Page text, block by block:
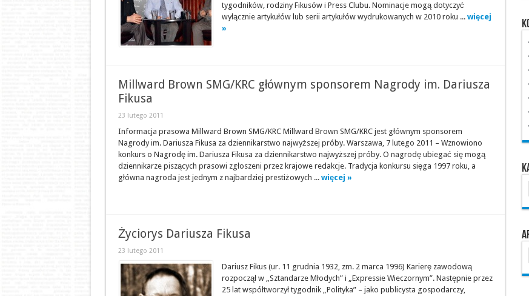
tygodników, rodziny Fikusów i Press Clubu. Nominacje mogą dotyczyć
wyłącznie artykułów lub serii artykułów wydrukowanych w 2010 roku ... więcej
»
Millward Brown SMG/KRC głównym sponsorem Nagrody im. Dariusza
Fikusa
23 lutego 2011
Informacja prasowa Millward Brown SMG/KRC Millward Brown SMG/KRC jest głównym sponsorem
Nagrody im. Dariusza Fikusa za dziennikarstwo najwyższej próby. Warszawa, 7 lutego 2011 – Wznowiono
konkurs o Nagrodę im. Dariusza Fikusa za dziennikarstwo najwyższej próby. O nagrodę ubiegać się mogą
dziennikarze piszących prasowi zgłoszeni przez krajowe redakcje. Tradycja konkursu sięga 1997 roku, a
główna nagroda jest jednym z najbardziej prestiżowych ... więcej »
Życiorys Dariusza Fikusa
23 lutego 2011
Dariusz Fikus (ur. 11 grudnia 1932, zm. 2 marca 1996) Karierę zawodową
rozpoczął w „Sztandarze Młodych” i „Expressie Wieczornym”. Następnie przez
25 lat współtworzył tygodnik „Polityka” – jako publicysta gospodarczy,